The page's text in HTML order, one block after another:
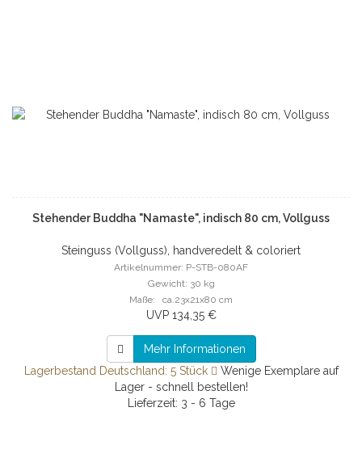
Stehender Buddha "Namaste", indisch 80 cm, Vollguss
Steinguss (Vollguss), handveredelt & coloriert
Artikelnummer: P-STB-080AF
Gewicht: 30 kg
Maße: ca.23x21x80 cm
UVP 134,35 €
Mehr Informationen
Lagerbestand Deutschland: 5 Stück
Wenige Exemplare auf
Lager - schnell bestellen!
Lieferzeit: 3 - 6 Tage